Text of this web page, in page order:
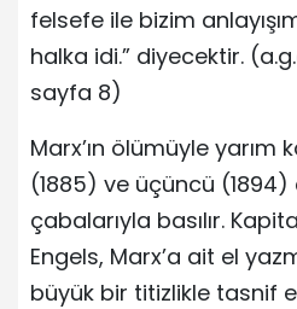
felsefe ile bizim
halka idi.” diyecektir.
sayfa 8)
Marx’ın ölümüyle yarım
(1885) ve üçüncü (1894)
çabalarıyla basılır.
Engels, Marx’a ait el
büyük bir titizlikle tasnif